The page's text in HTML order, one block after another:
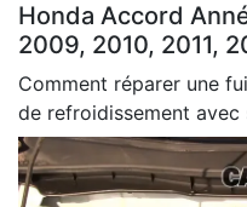
Honda Accord
2009, 2010, 2011,
Comment réparer une
de refroidissement